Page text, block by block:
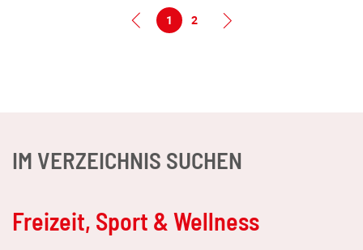
1 2
IM VERZEICHNIS SUCHEN
Freizeit, Sport & Wellness